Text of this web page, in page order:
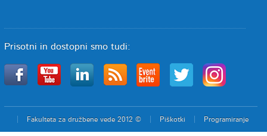
Prisotni in dostopni smo tudi:
Fakulteta za družbene vede 2012 © Piškotki Programiranje